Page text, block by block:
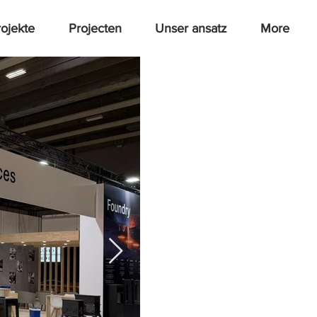
Projecten Unser ansatz More